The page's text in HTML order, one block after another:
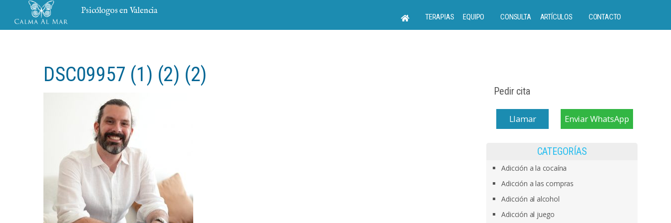
Psicólogos en Valencia
TERAPIAS EQUIPO CONSULTA ARTÍCULOS CONTACTO
DSC09957 (1) (2) (2)
Pedir cita
Llamar Enviar WhatsApp
CATEGORÍAS
Adicción a la cocaína
Adicción a las compras
Adicción al alcohol
Adicción al juego